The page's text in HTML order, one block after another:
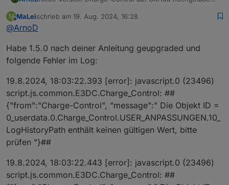
Änderungen:
Es wird überprüft, ob bei den Instanzeinstellungen
Fehler behoben, dass bei Leerlauf Script
ChargeControl SET_POWER_MODE nicht auf 0
gesetzt wurde.
Fehler im DebugLog behoben, wo zweimal die
gleichen Werte sID_PvLeistung_ADD_W addiert
wurden. (Danke an @psrelaxfür den Hinweis)
Kleinere Optimierungen und Fehler behoben für
das Script my-pv Heizstab
Schnittstelle für das Skript Tibber integriert
Berechnung des durchschnittlichen
Tag und Nacht berechnet.
Die Anzeige Autonomiezeit in VIS wurde dadurch
M
Offline
MaLeischrieb am 19. Aug. 2024, 16:28
zuletzt editiert von
@ArnoD
Habe 1.5.0 nach deiner Anleitung geupgraded und
folgende Fehler im Log:
19.8.2024, 18:03:22.393 [error]: javascript.0 (23496)
script.js.common.E3DC.Charge_Control: ##
{"from":"Charge-Control", "message":" Die Objekt ID =
0_userdata.0.Charge_Control.USER_ANPASSUNGEN.10_
LogHistoryPath enthält keinen gültigen Wert, bitte
prüfen "}##
19.8.2024, 18:03:22.443 [error]: javascript.0 (23496)
script.js.common.E3DC.Charge_Control: ##